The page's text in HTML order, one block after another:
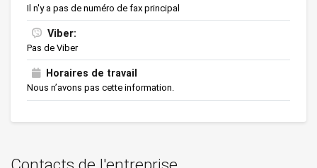
Il n'y a pas de numéro de fax principal
Viber:
Pas de Viber
Horaires de travail
Nous n’avons pas cette information.